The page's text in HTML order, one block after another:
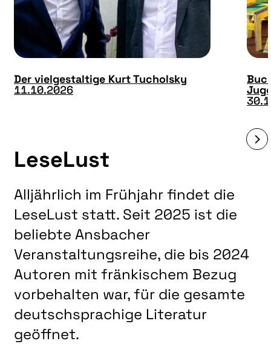
Der vielgestaltige Kurt Tucholsky
11.10.2026
LeseLust
Alljährlich im Frühjahr findet die
LeseLust statt. Seit 2025 ist die
beliebte Ansbacher
Veranstaltungsreihe, die bis 2024
Autoren mit fränkischem Bezug
vorbehalten war, für die gesamte
deutschsprachige Literatur
geöffnet.